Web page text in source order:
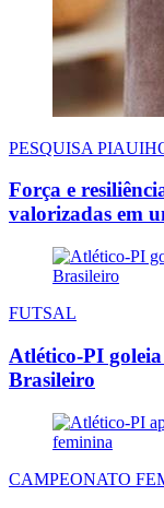
PESQUISA
Força e
valorizadas em
FUTSAL
Atlético-PI
Brasileiro
CAMPEONATO